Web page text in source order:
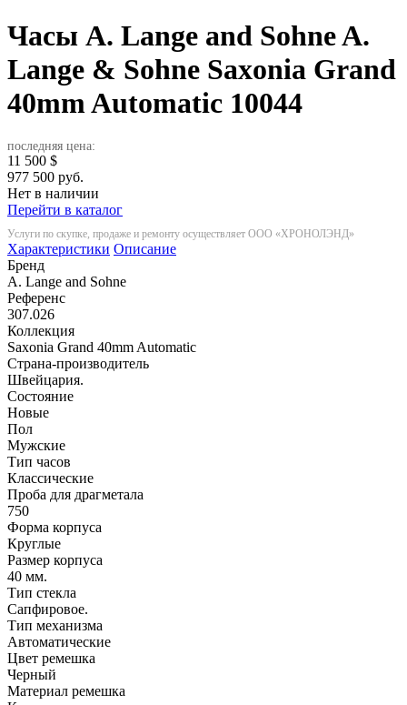
Часы A. Lange and Sohne A.
Lange & Sohne Saxonia Grand
40mm Automatic 10044
последняя цена:
11 500 $
977 500 руб.
Нет в наличии
Перейти в каталог
Услуги по скупке, продаже и ремонту осуществляет ООО «ХРОНОЛЭНД»
Характеристики Описание
Бренд
A. Lange and Sohne
Референс
307.026
Коллекция
Saxonia Grand 40mm Automatic
Страна-производитель
Швейцария.
Состояние
Новые
Пол
Мужские
Тип часов
Классические
Проба для драгметала
750
Форма корпуса
Круглые
Размер корпуса
40 мм.
Тип стекла
Сапфировое.
Тип механизма
Автоматические
Цвет ремешка
Черный
Материал ремешка